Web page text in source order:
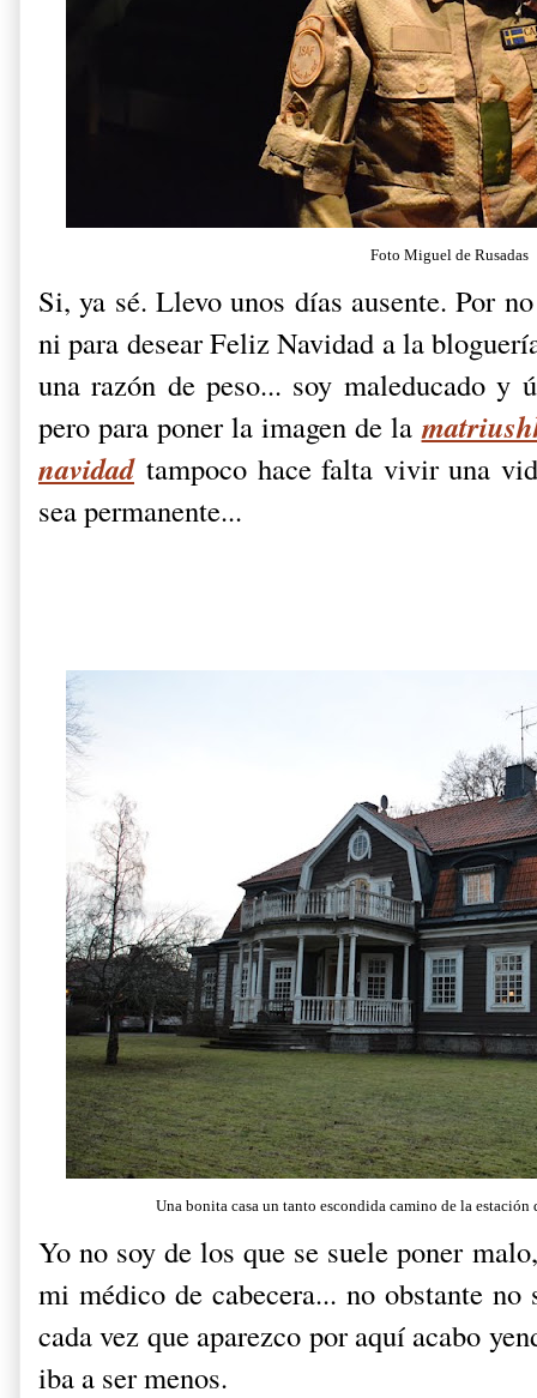
Foto Miguel de Rusadas
Si, ya sé. Llevo unos días ausente. Por
ni para desear Feliz Navidad a la
una razón de peso... soy maleducado y
pero para poner la imagen de la
navidadtampoco hace falta vivir una
sea permanente...
Una bonita casa un tanto escondida camino de la
Yo no soy de los que se suele poner
mi médico de cabecera... no obstante
cada vez que aparezco por aquí acabo
iba a ser menos.